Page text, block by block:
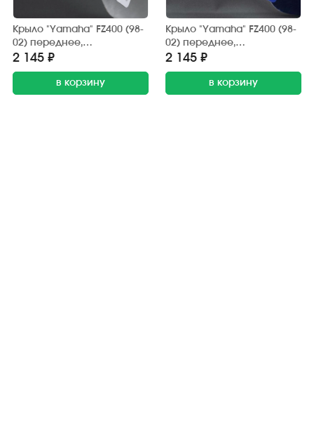
Крыло "Yamaha" FZ400 (98-
02) переднее,
стеклопластик (белое)
2 145 ₽
в корзину
Крыло "Yamaha" FZ400 (98-
02) переднее,
стеклопластик (синее)
2 145 ₽
в корзину